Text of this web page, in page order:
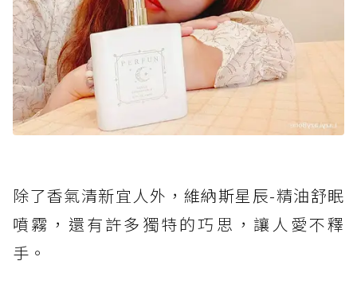
除了香氣清新宜人外，維納斯星辰-精油舒眠
噴霧，還有許多獨特的巧思，讓人愛不釋
手。